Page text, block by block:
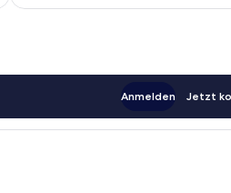
Bewertungen
Anmelden Jetzt